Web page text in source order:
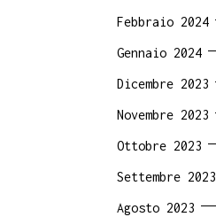
Febbraio 2024
Gennaio 2024
Dicembre 2023
Novembre 2023
Ottobre 2023
Settembre 2023
Agosto 2023